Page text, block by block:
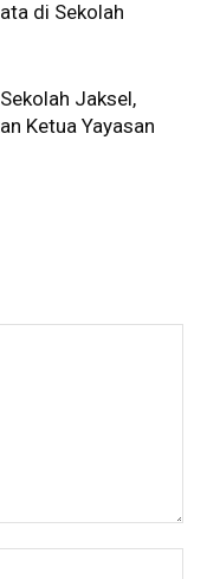
di Sekolah
Jaksel,
Ketua Yayasan